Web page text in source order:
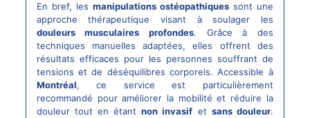
En bref, les manipulations ostéopathiquessont une
approche thérapeutique visant à soulager les
douleurs musculaires profondes. Grâce à des
techniques manuelles adaptées, elles offrent des
résultats efficaces pour les personnes souffrant de
tensions et de déséquilibres corporels. Accessible à
Montréal, ce service est particulièrement
recommandé pour améliorer la mobilité et réduire la
douleur tout en étantnon invasif et sans douleur.